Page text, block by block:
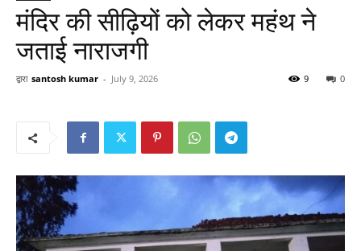
मंदिर की सीढ़ियों को लेकर महंथ ने
जताई नाराजगी
द्वारा santosh kumar - July 9, 2026 0
9